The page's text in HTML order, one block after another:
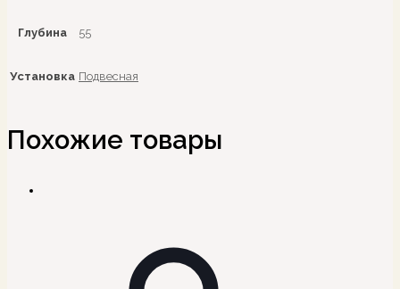
Глубина 55
Установка Подвесная
Похожие товары